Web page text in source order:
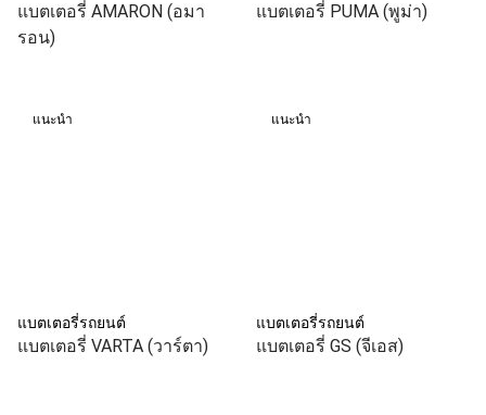
แบตเตอรี่ AMARON (อมา
รอน)
แบตเตอรี่ PUMA (พูม่า)
แนะนำ
แบตเตอรี่รถยนต์
แบตเตอรี่ VARTA (วาร์ตา)
แนะนำ
แบตเตอรี่รถยนต์
แบตเตอรี่ GS (จีเอส)